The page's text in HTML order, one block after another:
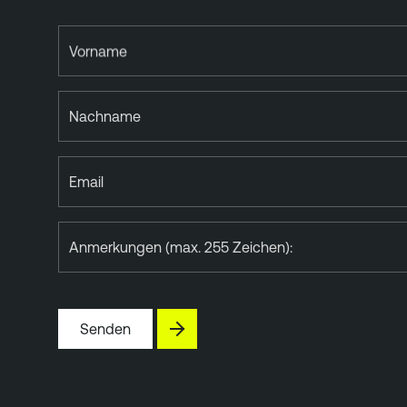
Vorname
Nachname
Email
Anmerkungen (max. 255 Zeichen):
Senden